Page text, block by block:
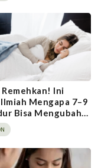
Remehkan! Ini
Mengapa 7–9
Bisa Mengubah